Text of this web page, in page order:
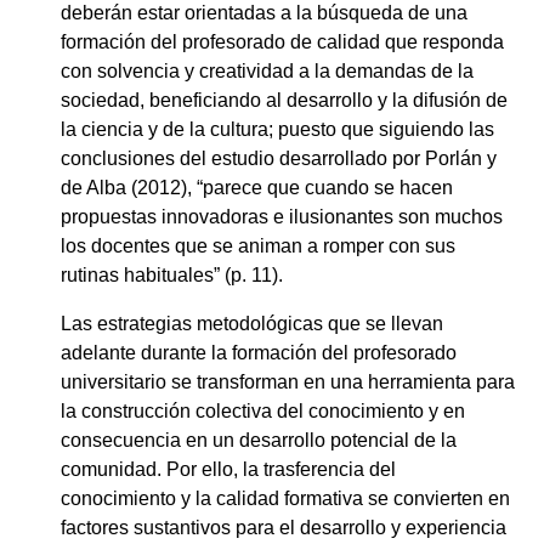
deberán estar orientadas a la búsqueda de una
formación del profesorado de calidad que responda
con solvencia y creatividad a la demandas de la
sociedad, beneficiando al desarrollo y la difusión de
la ciencia y de la cultura; puesto que siguiendo las
conclusiones del estudio desarrollado por Porlán y
de Alba (2012), “parece que cuando se hacen
propuestas innovadoras e ilusionantes son muchos
los docentes que se animan a romper con sus
rutinas habituales” (p. 11).
Las estrategias metodológicas que se llevan
adelante durante la formación del profesorado
universitario se transforman en una herramienta para
la construcción colectiva del conocimiento y en
consecuencia en un desarrollo potencial de la
comunidad. Por ello, la trasferencia del
conocimiento y la calidad formativa se convierten en
factores sustantivos para el desarrollo y experiencia